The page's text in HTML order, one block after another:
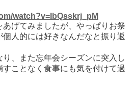
watch?v=IbQsskrj_pM
げてみましたが、やっぱりお祭
個人的には好きなんだなと振り返
、また忘年会シーズンに突入し
すことなく食事にも気を付けて過